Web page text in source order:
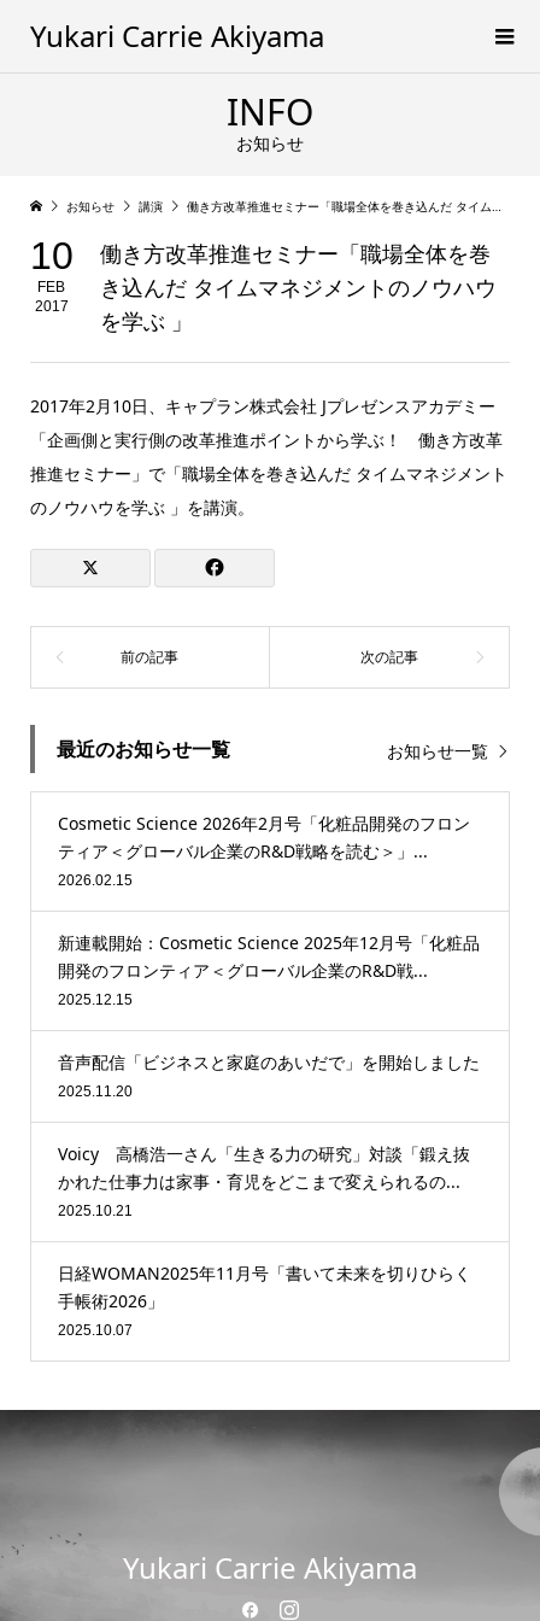
Yukari Carrie Akiyama
INFO
お知らせ
お知らせ 講演 働き方改革推進セミナー「職場全体を巻き込んだ タイムマネジメントのノウハウを学ぶ 」
10
FEB
2017
働き方改革推進セミナー「職場全体を巻
き込んだ タイムマネジメントのノウハウ
を学ぶ 」
2017年2月10日、キャプラン株式会社 Jプレゼンスアカデミー
「企画側と実行側の改革推進ポイントから学ぶ！ 働き方改革
推進セミナー」で「職場全体を巻き込んだ タイムマネジメント
のノウハウを学ぶ 」を講演。
最近のお知らせ一覧 お知らせ一覧
Cosmetic Science 2026年2月号「化粧品開発のフロン
ティア＜グローバル企業のR&D戦略を読む＞」...
2026.02.15
新連載開始：Cosmetic Science 2025年12月号「化粧品
開発のフロンティア＜グローバル企業のR&D戦...
2025.12.15
音声配信「ビジネスと家庭のあいだで」を開始しました
2025.11.20
Voicy 高橋浩一さん「生きる力の研究」対談「鍛え抜
かれた仕事力は家事・育児をどこまで変えられるの...
2025.10.21
日経WOMAN2025年11月号「書いて未来を切りひらく
手帳術2026」
2025.10.07
Yukari Carrie Akiyama